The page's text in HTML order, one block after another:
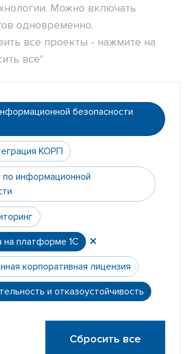
Можно включать
одновременно.
все проекты - нажмите на
все"
безопасности
КОРП
по информационной
на платформе 1С
корпоративная лицензия
и отказоустойчивость
Сбросить все